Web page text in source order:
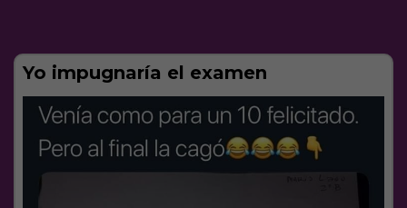
Yo impugnaría el examen